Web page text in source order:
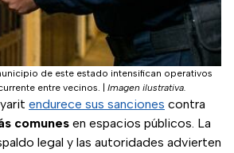
de este estado intensifican operativos
entre vecinos.
Imagen ilustrativa.
endurece sus sanciones contra
comunes en espacios públicos. La
legal y las autoridades advierten